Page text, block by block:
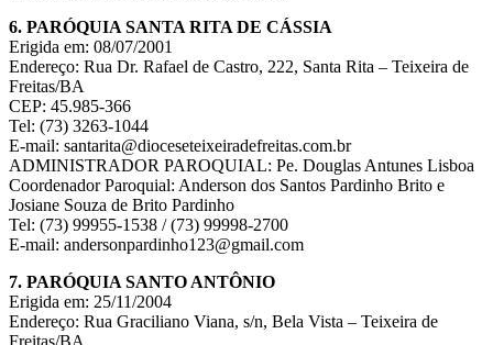
6. PARÓQUIA SANTA RITA DE CÁSSIA
Erigida em: 08/07/2001
Endereço: Rua Dr. Rafael de Castro, 222, Santa Rita – Teixeira de
Freitas/BA
CEP: 45.985-366
Tel: (73) 3263-1044
E-mail: santarita@dioceseteixeiradefreitas.com.br
ADMINISTRADOR PAROQUIAL: Pe. Douglas Antunes Lisboa
Coordenador Paroquial: Anderson dos Santos Pardinho Brito e
Josiane Souza de Brito Pardinho
Tel: (73) 99955-1538 / (73) 99998-2700
E-mail: andersonpardinho123@gmail.com
7. PARÓQUIA SANTO ANTÔNIO
Erigida em: 25/11/2004
Endereço: Rua Graciliano Viana, s/n, Bela Vista – Teixeira de
Freitas/BA